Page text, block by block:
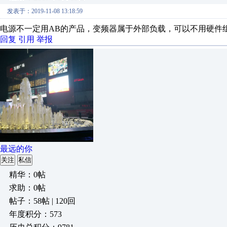
发表于：2019-11-08 13:18:59
电源不一定用AB的产品，变频器属于外部负载，可以不用硬件
回复 引用 举报
最远的你
关注 私信
精华：0帖
求助：0帖
帖子：58帖 | 120回
年度积分：573